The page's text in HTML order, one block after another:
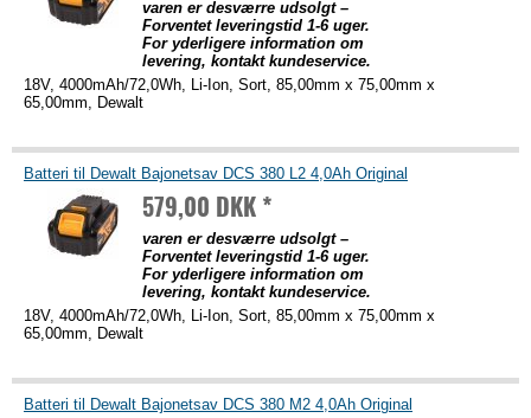
varen er desværre udsolgt –
Forventet leveringstid 1-6 uger.
For yderligere information om
levering, kontakt kundeservice.
18V, 4000mAh/72,0Wh, Li-Ion, Sort, 85,00mm x 75,00mm x
65,00mm, Dewalt
Batteri til Dewalt Bajonetsav DCS 380 L2 4,0Ah Original
579,00 DKK *
varen er desværre udsolgt –
Forventet leveringstid 1-6 uger.
For yderligere information om
levering, kontakt kundeservice.
18V, 4000mAh/72,0Wh, Li-Ion, Sort, 85,00mm x 75,00mm x
65,00mm, Dewalt
Batteri til Dewalt Bajonetsav DCS 380 M2 4,0Ah Original